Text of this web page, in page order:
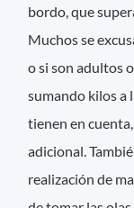
bordo, que
Muchos se
o si son adultos
sumando kilos a
tienen en
adicional.
realización de